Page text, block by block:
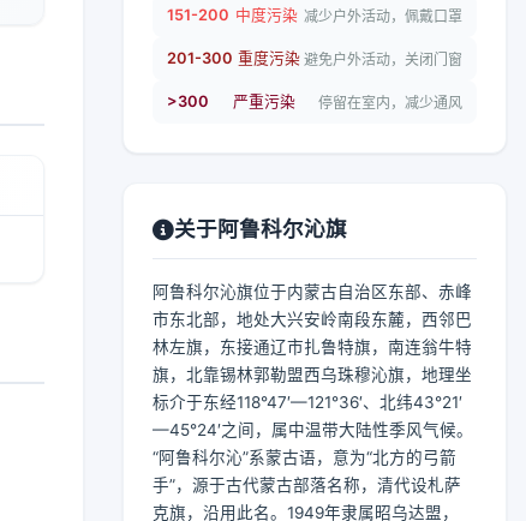
151-200 中度污染 减少户外活动，佩戴口罩
201-300 重度污染 避免户外活动，关闭门窗
>300 严重污染 停留在室内，减少通风
关于阿鲁科尔沁旗
阿鲁科尔沁旗位于内蒙古自治区东部、赤峰
市东北部，地处大兴安岭南段东麓，西邻巴
林左旗，东接通辽市扎鲁特旗，南连翁牛特
旗，北靠锡林郭勒盟西乌珠穆沁旗，地理坐
标介于东经118°47′—121°36′、北纬43°21′
—45°24′之间，属中温带大陆性季风气候。
“阿鲁科尔沁”系蒙古语，意为“北方的弓箭
手”，源于古代蒙古部落名称，清代设札萨
克旗，沿用此名。1949年隶属昭乌达盟，